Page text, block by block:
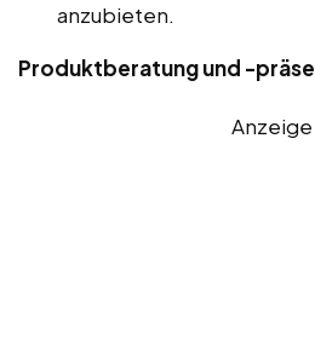
anzubieten.
Produktberatung und -
Anzeige